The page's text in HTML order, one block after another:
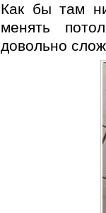
Как бы там
менять
довольно